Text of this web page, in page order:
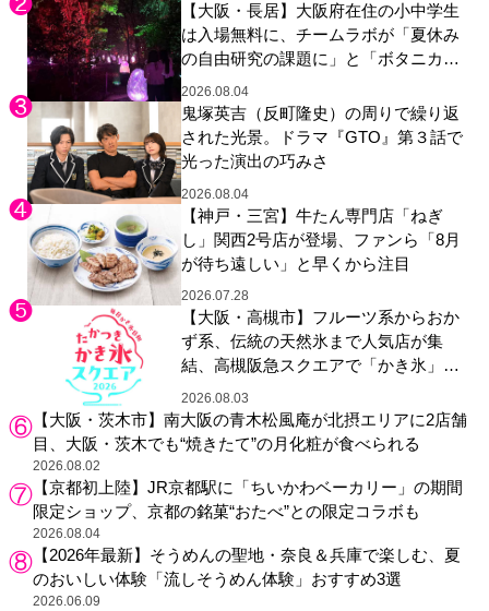
【大阪・長居】大阪府在住の小中学生
は入場無料に、チームラボが「夏休み
の自由研究の課題に」と「ボタニカル
ガーデン 大阪」へ招待
2026.08.04
鬼塚英吉（反町隆史）の周りで繰り返
された光景。ドラマ『GTO』第３話で
光った演出の巧みさ
2026.08.04
【神戸・三宮】牛たん専門店「ねぎ
し」関西2号店が登場、ファンら「8月
が待ち遠しい」と早くから注目
2026.07.28
【大阪・高槻市】フルーツ系からおか
ず系、伝統の天然氷まで人気店が集
結、高槻阪急スクエアで「かき氷」祭
り
2026.08.03
【大阪・茨木市】南大阪の青木松風庵が北摂エリアに2店舗
目、大阪・茨木でも“焼きたて”の月化粧が食べられる
2026.08.02
【京都初上陸】JR京都駅に「ちいかわベーカリー」の期間
限定ショップ、京都の銘菓“おたべ”との限定コラボも
2026.08.04
【2026年最新】そうめんの聖地・奈良＆兵庫で楽しむ、夏
のおいしい体験「流しそうめん体験」おすすめ3選
2026.06.09